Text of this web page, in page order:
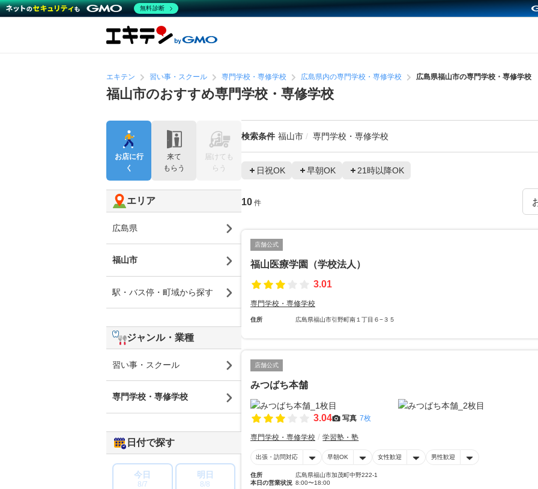
エキテン 習い事・スクール 専門学校・専修学校 広島県内の専門学校・専修学校 広島県福山市の専門学校・専修学校
福山市のおすすめ専門学校・専修学校
検索条件 福山市 専門学校・専修学校
日祝OK 早朝OK 21時以降OK
10 件
店舗公式
福山医療学園（学校法人）
3.01
専門学校・専修学校
住所 広島県福山市引野町南１丁目６−３５
店舗公式
みつばち本舗
3.04 写真 7枚
専門学校・専修学校 学習塾・塾
出張・訪問対応 早朝OK 女性歓迎 男性歓迎
住所
広島県福山市加茂町中野222-1
本日の営業状況 8:00〜18:00
お店に行
く
来て
もらう
届けても
らう
エリア
広島県
福山市
駅・バス停・町域から探す
ジャンル・業種
習い事・スクール
専門学校・専修学校
日付で探す
今日
8/7
明日
8/8
無料診断